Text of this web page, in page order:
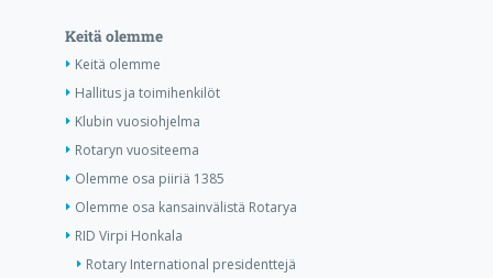
Keitä olemme
Keitä olemme
Hallitus ja toimihenkilöt
Klubin vuosiohjelma
Rotaryn vuositeema
Olemme osa piiriä 1385
Olemme osa kansainvälistä Rotarya
RID Virpi Honkala
Rotary International presidenttejä